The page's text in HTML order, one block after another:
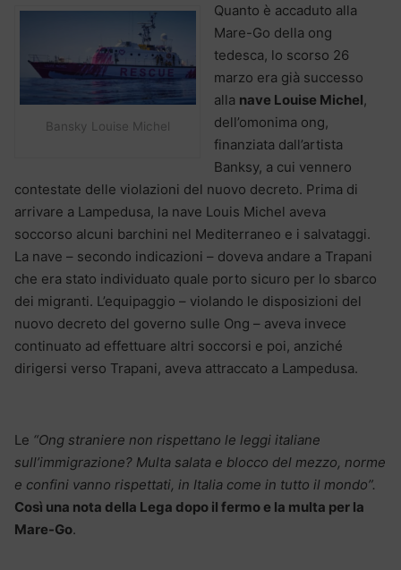
Bansky Louise Michel
Quanto è accaduto alla
Mare-Go della ong
tedesca, lo scorso 26
marzo era già successo
alla nave Louise Michel,
dell’omonima ong,
finanziata dall’artista
Banksy, a cui vennero
contestate delle violazioni del nuovo decreto. Prima di
arrivare a Lampedusa, la nave Louis Michel aveva
soccorso alcuni barchini nel Mediterraneo e i salvataggi.
La nave – secondo indicazioni – doveva andare a Trapani
che era stato individuato quale porto sicuro per lo sbarco
dei migranti. L’equipaggio – violando le disposizioni del
nuovo decreto del governo sulle Ong – aveva invece
continuato ad effettuare altri soccorsi e poi, anziché
dirigersi verso Trapani, aveva attraccato a Lampedusa.
Le “Ong straniere non rispettano le leggi italiane
sull’immigrazione? Multa salata e blocco del mezzo, norme
e confini vanno rispettati, in Italia come in tutto il mondo”.
Così una nota della Lega dopo il fermo e la multa per la
Mare-Go.